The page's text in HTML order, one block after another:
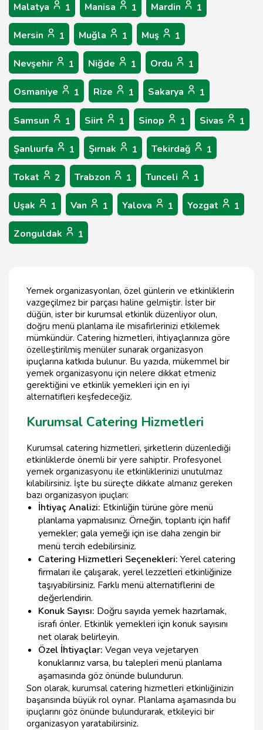
Malatya 1 Manisa 1 Mardin 1
Mersin 1 Muğla 1 Muş 1
Nevşehir 1 Niğde 1 Ordu 1
Osmaniye 1 Rize 1 Sakarya 1
Samsun 1 Siirt 1 Sinop 1 Sivas 1
Şanlıurfa 1 Şırnak 1 Tekirdağ 1
Tokat 2 Trabzon 1 Tunceli 1
Uşak 1 Van 1 Yalova 1 Yozgat 1
Zonguldak 1
Yemek organizasyonları, özel günlerin ve etkinliklerin
vazgeçilmez bir parçası haline gelmiştir. İster bir
düğün, ister bir kurumsal etkinlik düzenliyor olun,
doğru menü planlama ile misafirlerinizi etkilemek
mümkündür. Catering hizmetleri, ihtiyaçlarınıza göre
özelleştirilmiş menüler sunarak organizasyon
ipuçlarına katkıda bulunur. Bu yazıda, mükemmel bir
yemek organizasyonu için nelere dikkat etmeniz
gerektiğini ve etkinlik yemekleri için en iyi
alternatifleri keşfedeceğiz.
Kurumsal Catering Hizmetleri
Kurumsal catering hizmetleri, şirketlerin düzenlediği
etkinliklerde önemli bir yere sahiptir. Profesyonel
yemek organizasyonu ile etkinliklerinizi unutulmaz
kılabilirsiniz. İşte bu süreçte dikkate almanız gereken
bazı organizasyon ipuçları:
İhtiyaç Analizi: Etkinliğin türüne göre menü
planlama yapmalısınız. Örneğin, toplantı için hafif
yemekler; gala yemeği için ise daha zengin bir
menü tercih edebilirsiniz.
Catering Hizmetleri Seçenekleri: Yerel catering
firmaları ile çalışarak, yerel lezzetleri etkinliğinize
taşıyabilirsiniz. Farklı menü alternatiflerini de
değerlendirin.
Konuk Sayısı: Doğru sayıda yemek hazırlamak,
israfı önler. Etkinlik yemekleri için konuk sayısını
net olarak belirleyin.
Özel İhtiyaçlar: Vegan veya vejetaryen
konuklarınız varsa, bu talepleri menü planlama
aşamasında göz önünde bulundurun.
Son olarak, kurumsal catering hizmetleri etkinliğinizin
başarısında büyük rol oynar. Planlama aşamasında bu
ipuçlarını göz önünde bulundurarak, etkileyici bir
organizasyon yaratabilirsiniz.